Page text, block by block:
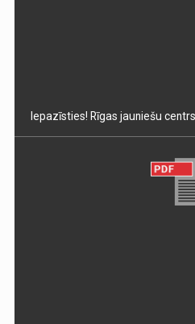
Iepazīsties! Rīgas jauniešu